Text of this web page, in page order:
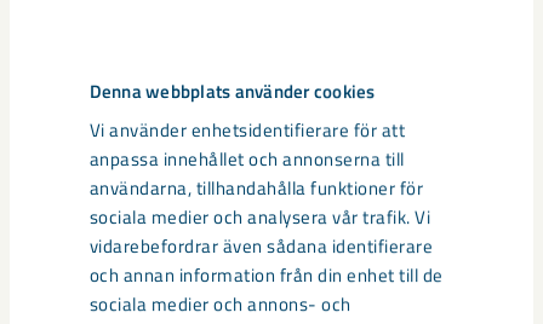
Denna webbplats använder cookies
Vi använder enhetsidentifierare för att
anpassa innehållet och annonserna till
användarna, tillhandahålla funktioner för
sociala medier och analysera vår trafik. Vi
vidarebefordrar även sådana identifierare
och annan information från din enhet till de
sociala medier och annons- och